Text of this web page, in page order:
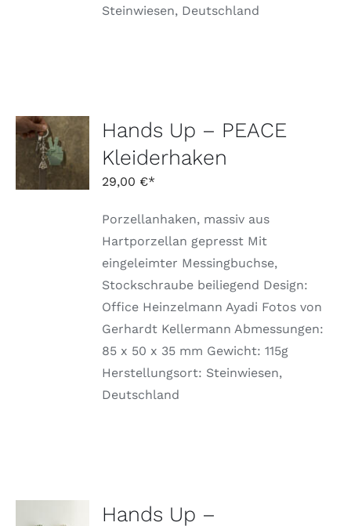
Steinwiesen, Deutschland
AUSFÜHRUNG
WÄHLEN
DIESES
PRODUKT
WEIST
VARIANTEN
OPTIONEN
PRODUKTSEITE
/
Hands Up – PEACE
Kleiderhaken
29,00 €
Porzellanhaken, massiv aus
Hartporzellan gepresst Mit
eingeleimter Messingbuchse,
Stockschraube beiliegend Design:
Office Heinzelmann Ayadi Fotos von
Gerhardt Kellermann Abmessungen:
85 x 50 x 35 mm Gewicht: 115g
Herstellungsort: Steinwiesen,
Deutschland
Hands Up –